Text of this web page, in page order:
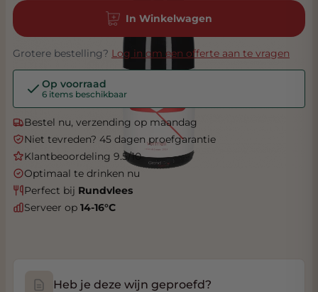
In Winkelwagen
Grotere bestelling? Log in om een offerte aan te vragen
Op voorraad
6 items beschikbaar
Bestel nu, verzending op maandag
Niet tevreden? 45 dagen proefgarantie
Klantbeoordeling 9.5/10
Optimaal te drinken nu
Perfect bij Rundvlees
Serveer op 14-16°C
Heb je deze wijn geproefd?